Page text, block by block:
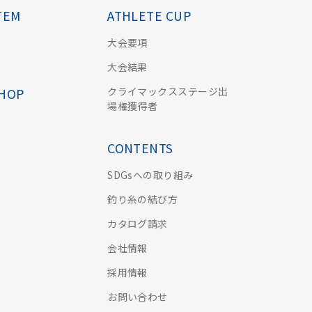
ATHLETE CUP
大会要項
大会結果
クライマックスステージ出
場権獲得者
CONTENTS
SDGsへの取り組み
釣り糸の結び方
カタログ請求
会社情報
採用情報
お問い合わせ